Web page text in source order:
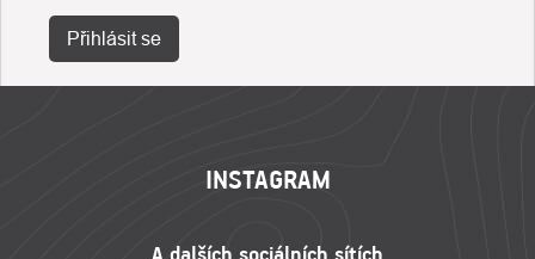
Přihlásit se
INSTAGRAM